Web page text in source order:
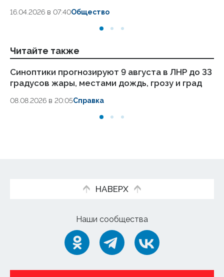
16.04.2026 в 07:40Общество
Читайте также
Синоптики прогнозируют 9 августа в ЛНР до 33
градусов жары, местами дождь, грозу и град
08.08.2026 в 20:05Справка
НАВЕРХ
Наши сообщества